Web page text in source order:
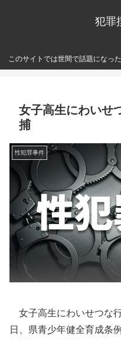
犯罪
このサイトでは世間で話題になっ
女子高生にわい
捕
性犯罪事件
女子高生にわいせつな
日、県青少年健全育成条